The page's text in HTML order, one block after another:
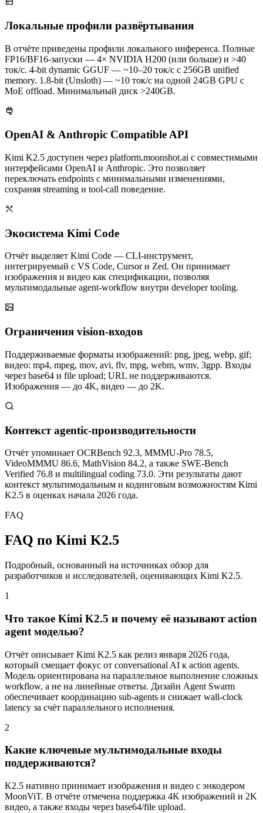
Локальные профили развёртывания
В отчёте приведены профили локального инференса. Полные
FP16/BF16‑запуски — 4× NVIDIA H200 (или больше) и >40
ток/с. 4‑bit dynamic GGUF — ~10–20 ток/с с 256GB unified
memory. 1.8‑bit (Unsloth) — ~10 ток/с на одной 24GB GPU с
MoE offload. Минимальный диск >240GB.
OpenAI & Anthropic Compatible API
Kimi K2.5 доступен через platform.moonshot.ai с совместимыми
интерфейсами OpenAI и Anthropic. Это позволяет
переключать endpoints с минимальными изменениями,
сохраняя streaming и tool‑call поведение.
Экосистема Kimi Code
Отчёт выделяет Kimi Code — CLI‑инструмент,
интегрируемый с VS Code, Cursor и Zed. Он принимает
изображения и видео как спецификации, позволяя
мультимодальные agent‑workflow внутри developer tooling.
Ограничения vision‑входов
Поддерживаемые форматы изображений: png, jpeg, webp, gif;
видео: mp4, mpeg, mov, avi, flv, mpg, webm, wmv, 3gpp. Входы
через base64 и file upload; URL не поддерживаются.
Изображения — до 4K, видео — до 2K.
Контекст agentic‑производительности
Отчёт упоминает OCRBench 92.3, MMMU‑Pro 78.5,
VideoMMMU 86.6, MathVision 84.2, а также SWE‑Bench
Verified 76.8 и multilingual coding 73.0. Эти результаты дают
контекст мультимодальным и кодинговым возможностям Kimi
K2.5 в оценках начала 2026 года.
FAQ
FAQ по Kimi K2.5
Подробный, основанный на источниках обзор для
разработчиков и исследователей, оценивающих Kimi K2.5.
1
Что такое Kimi K2.5 и почему её называют action
agent моделью?
Отчёт описывает Kimi K2.5 как релиз января 2026 года,
который смещает фокус от conversational AI к action agents.
Модель ориентирована на параллельное выполнение сложных
workflow, а не на линейные ответы. Дизайн Agent Swarm
обеспечивает координацию sub‑agents и снижает wall‑clock
latency за счёт параллельного исполнения.
2
Какие ключевые мультимодальные входы
поддерживаются?
K2.5 нативно принимает изображения и видео с энкодером
MoonViT. В отчёте отмечена поддержка 4K изображений и 2K
видео, а также входы через base64/file upload.